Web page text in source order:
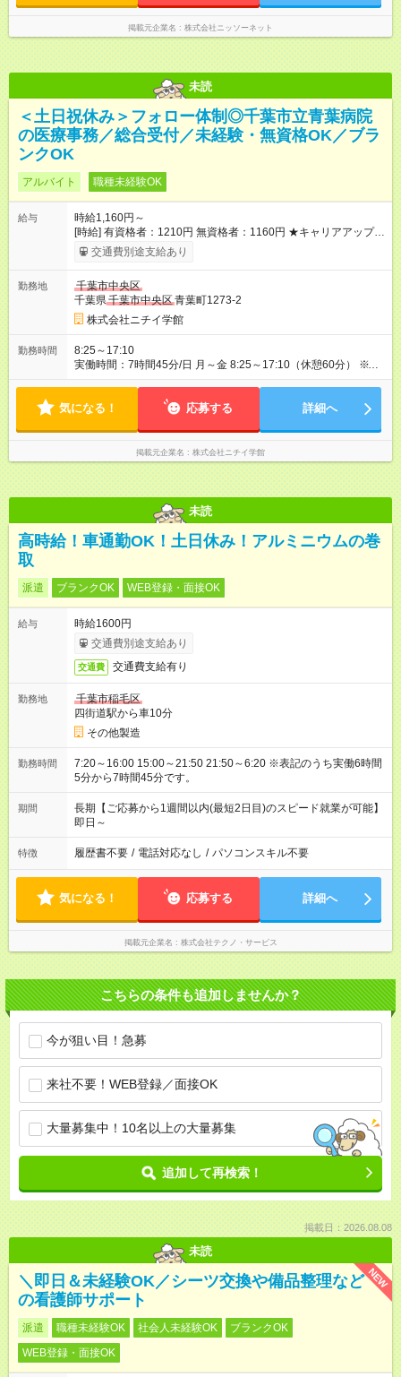
掲載元企業名 株式会社ニッソーネット
未読
＜土日祝休み＞フォロー体制◎千葉市立青葉病院
の医療事務／総合受付／未経験・無資格OK／ブラ
ンクOK
アルバイト 職種未経験OK
給与
時給1,160円～
[時給] 有資格者：1210円 無資格者：1160円 ★キャリアアップ制
度あり 進級により給与がアップします！ 【試用期間】試用期間
あり 試用期間の長さ：3ヶ月 雇用形態、給与は本採用時と同じ
交通費別途支給あり
勤務地
千葉市中央区
千葉県千葉市中央区青葉町1273-2
株式会社ニチイ学館
勤務時間
8:25～17:10
実働時間：7時間45分/日 月～金 8:25～17:10（休憩60分） ※早
出8:10～もしくは8:20～あり ※週2日～3日勤務
気になる！ 応募する 詳細へ
掲載元企業名 株式会社ニチイ学館
未読
高時給！車通勤OK！土日休み！アルミニウムの巻
取
派遣 ブランクOK WEB登録・面接OK
給与
時給1600円
交通費別途支給あり
交通費 交通費支給有り
勤務地
千葉市稲毛区
四街道駅から車10分
その他製造
勤務時間
7:20～16:00 15:00～21:50 21:50～6:20 ※表記のうち実働6時間
5分から7時間45分です。
期間
長期【ご応募から1週間以内(最短2日目)のスピード就業が可能】
即日～
特徴 履歴書不要 / 電話対応なし / パソコンスキル不要
気になる！ 応募する 詳細へ
掲載元企業名 株式会社テクノ・サービス
こちらの条件も追加しませんか？
今が狙い目！急募
来社不要！WEB登録／面接OK
大量募集中！10名以上の大量募集
追加して再検索！
掲載日：2026.08.08
未読
NEW
＼即日＆未経験OK／シーツ交換や備品整理など
の看護師サポート
派遣 職種未経験OK 社会人未経験OK
ブランクOK
WEB登録・面接OK